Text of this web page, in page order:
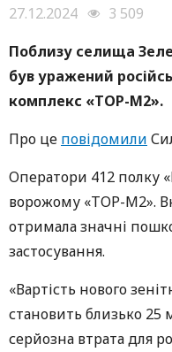
27.12.2024
3 509
Поблизу селища
був уражений
комплекс «ТОР-М2».
Про це повідомили
Оператори 412 полку
ворожому «ТОР-М2».
отримала значні
застосування.
«Вартість нового
становить близько
серйозна втрата для